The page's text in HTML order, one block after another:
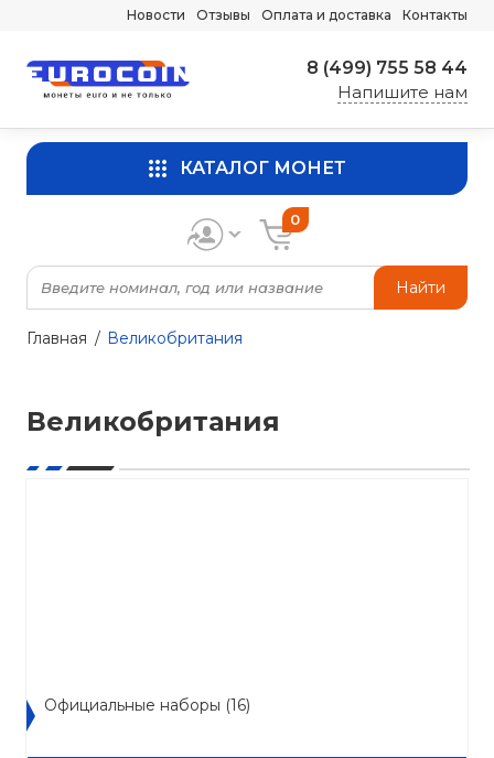
Новости Отзывы Оплата и доставка Контакты
8 (499) 755 58 44
Напишите нам
КАТАЛОГ МОНЕТ
Найти
0
Главная Великобритания
Великобритания
Официальные наборы (16)